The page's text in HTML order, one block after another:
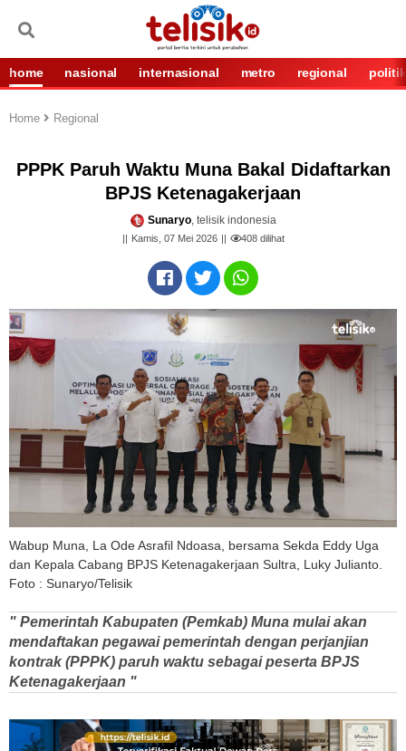
home nasional internasional metro regional politik
Home Regional
PPPK Paruh Waktu Muna Bakal Didaftarkan
BPJS Ketenagakerjaan
Sunaryo, telisik indonesia
Kamis, 07 Mei 2026 408dilihat
Wabup Muna, La Ode Asrafil Ndoasa, bersama Sekda Eddy Uga
dan Kepala Cabang BPJS Ketenagakerjaan Sultra, Luky Julianto.
Foto : Sunaryo/Telisik
" Pemerintah Kabupaten (Pemkab) Muna mulai akan
mendaftakan pegawai pemerintah dengan perjanjian
kontrak (PPPK) paruh waktu sebagai peserta BPJS
Ketenagakerjaan "